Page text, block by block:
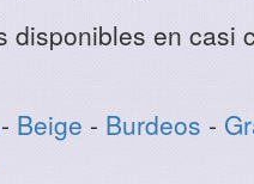
en casi
- Beige - Burdeos -